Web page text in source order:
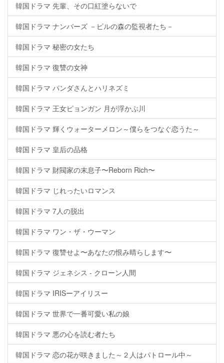
韓国ドラマ 先輩、その口紅塗らないで
韓国ドラマ ナンバーズ －ビルの森の監視者たち－
韓国ドラマ 秘密の女たち
韓国ドラマ 復讐の女神
韓国ドラマ パンダさんとハリネズミ
韓国ドラマ 王女ピョンガン 月が浮かぶ川
韓国ドラマ 輝くウォーターメロン～僕らをつなぐ恋うた～
韓国ドラマ 皇后の品格
韓国ドラマ 財閥家の末息子〜Reborn Rich〜
韓国ドラマ じれったいロマンス
韓国ドラマ 7人の脱出
韓国ドラマ ワン・ザ・ウーマン
韓国ドラマ 復讐せよ〜あなたの恨み晴らします〜
韓国ドラマ ジェネシス - クローン人間
韓国ドラマ IRISーアイリスー
韓国ドラマ 世界で一番可愛い私の娘
韓国ドラマ 悪の心を読む者たち
韓国ドラマ 恋の花が咲きました～２人はパトロール中～